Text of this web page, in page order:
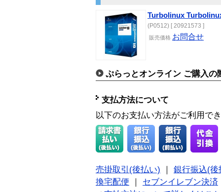
Turbolinux
(P0512) [ 20921573 ]
販売価格 お問合せ
ぷらっとオンライン ご購入の
支払方法について
以下のお支払い方法がご利用で
売掛取引(後払い)
銀行振込(後
換宅配便
セブンイレブン決済